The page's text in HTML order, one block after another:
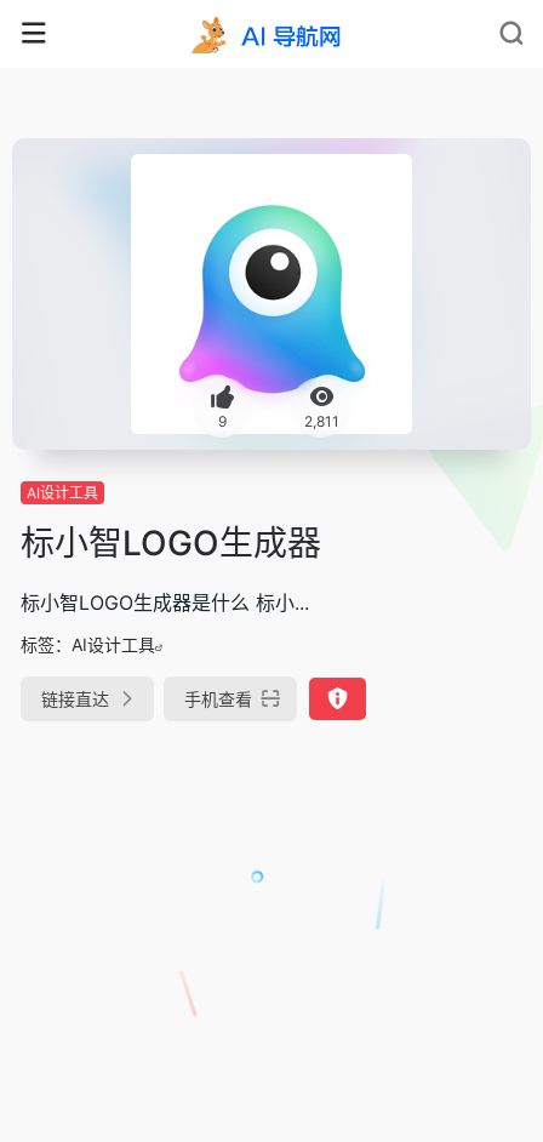
9 2,811
AI设计工具
标小智LOGO生成器
标小智LOGO生成器是什么 标小...
标签： AI设计工具
链接直达 手机查看